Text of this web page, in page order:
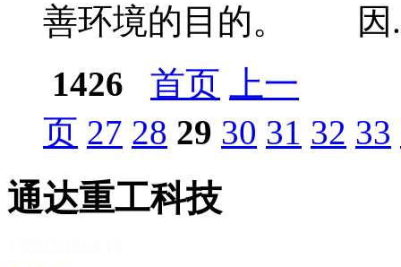
善环境的目的。 因
1426
首页
上一
页 27 28 29 30 31 32 33
通达重工科技